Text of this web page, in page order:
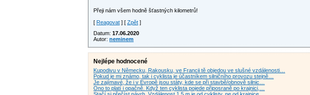
Přeji nám všem hodně šťastných kilometrů!
[ Reagovat ] [ Zpět ]
Datum: 17.06.2020
Autor: neminem
Nejlépe hodnocené
Kupodivu v Německu, Rakousku, ve Francii tě objedou ve slušné vzdálenosti…
Pokud je mi známo, tak i cyklista je účastníkem silničního provozu stejně…
Je zajímavé, že i v Evropě jsou státy, kde se při stavbě/obnově silnic…
Ono to platí i opačně. Když ten cyklista pojede připosraně po krajnici,…